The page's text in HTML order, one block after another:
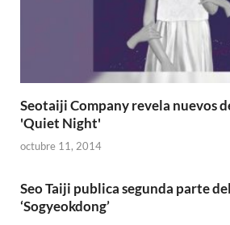
Seotaiji Company revela nuevos
'Quiet Night'
octubre 11, 2014
Seo Taiji publica segunda parte
‘Sogyeokdong’